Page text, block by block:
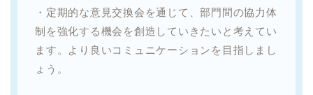
・定期的な意見交換会を通じて、部門間の協力体
制を強化する機会を創造していきたいと考えてい
ます。より良いコミュニケーションを目指しまし
ょう。